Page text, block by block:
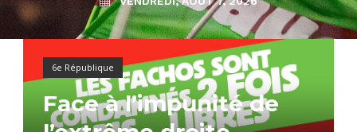
6e République
Face à l’impunité de